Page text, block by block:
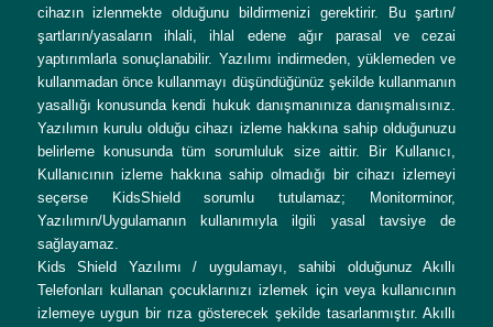
cihazın izlenmekte olduğunu bildirmenizi gerektirir. Bu şartın/
şartların/yasaların ihlali, ihlal edene ağır parasal ve cezai
yaptırımlarla sonuçlanabilir. Yazılımı indirmeden, yüklemeden ve
kullanmadan önce kullanmayı düşündüğünüz şekilde kullanmanın
yasallığı konusunda kendi hukuk danışmanınıza danışmalısınız.
Yazılımın kurulu olduğu cihazı izleme hakkına sahip olduğunuzu
belirleme konusunda tüm sorumluluk size aittir. Bir Kullanıcı,
Kullanıcının izleme hakkına sahip olmadığı bir cihazı izlemeyi
seçerse KidsShield sorumlu tutulamaz; Monitorminor,
Yazılımın/Uygulamanın kullanımıyla ilgili yasal tavsiye de
sağlayamaz.
Kids Shield Yazılımı / uygulamayı, sahibi olduğunuz Akıllı
Telefonları kullanan çocuklarınızı izlemek için veya kullanıcının
izlemeye uygun bir rıza gösterecek şekilde tasarlanmıştır. Akıllı